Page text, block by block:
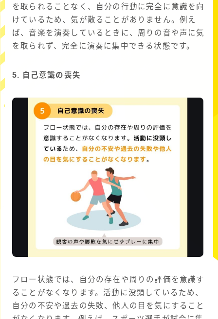
を取られることなく、自分の行動に完全に意識を向
けているため、気が散ることがありません。例え
ば、音楽を演奏しているときに、周りの音や声に気
を取られず、完全に演奏に集中できる状態です。
5. 自己意識の喪失
フロー状態では、自分の存在や周りの評価を意識す
ることがなくなります。活動に没頭しているため、
自分の不安や過去の失敗、他人の目を気にすること